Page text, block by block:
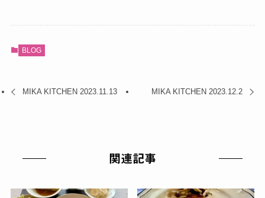
BLOG
MIKA KITCHEN 2023.11.13 MIKA KITCHEN 2023.12.2
関連記事